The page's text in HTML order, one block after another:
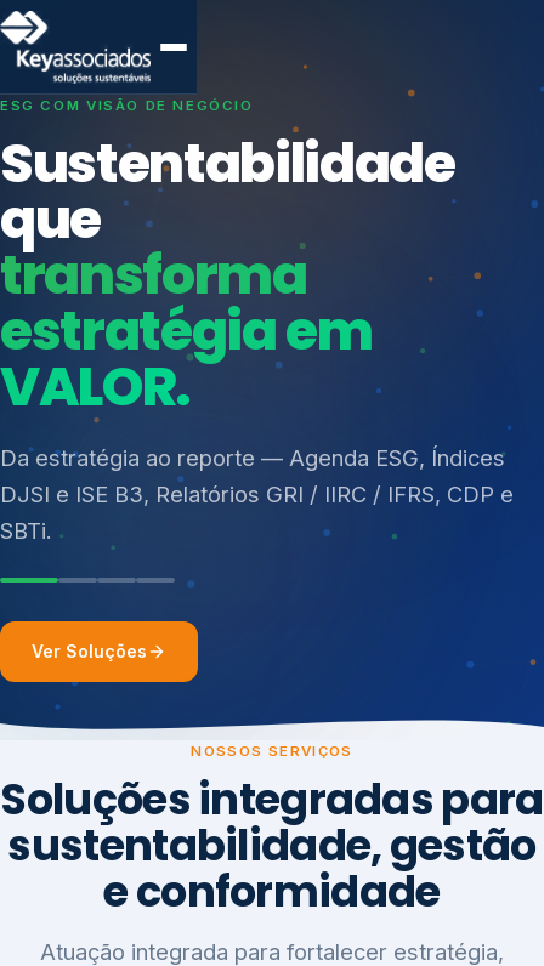
SISTEMAS DE GESTÃO OTIMIZADOS E INTEGRADOS
Conformidade que
protege seu
negócio.
Consultoria, auditoria e treinamentos em ISO 27001,
ISO 27701, ISO 42001, ISO 37001, ISO 9001, ISO
14001, ISO 45001, ONA e PNQ — Gestão de
resíduos sólidos (PGRS/PMGRS).
Índices de Mercado
Mudanças Climáticas
Reputação e Cadeia
Reporte Regulatório
Ver Soluções
NOSSOS SERVIÇOS
Soluções integradas para
sustentabilidade, gestão
e conformidade
Atuação integrada para fortalecer estratégia,